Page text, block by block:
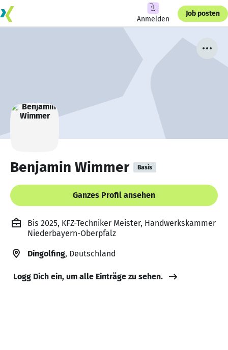
Anmelden
Job posten
Benjamin Wimmer Basis
Ganzes Profil ansehen
Bis 2025, KFZ-Techniker Meister, Handwerkskammer
Niederbayern-Oberpfalz
Dingolfing, Deutschland
Logg Dich ein, um alle Einträge zu sehen.